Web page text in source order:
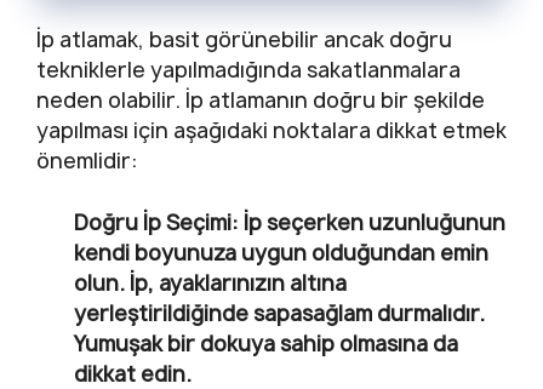
İp atlamak, basit görünebilir ancak doğru
tekniklerle yapılmadığında sakatlanmalara
neden olabilir. İp atlamanın doğru bir şekilde
yapılması için aşağıdaki noktalara dikkat etmek
önemlidir:
Doğru İp Seçimi: İp seçerken uzunluğunun
kendi boyunuza uygun olduğundan emin
olun. İp, ayaklarınızın altına
yerleştirildiğinde sapasağlam durmalıdır.
Yumuşak bir dokuya sahip olmasına da
dikkat edin.